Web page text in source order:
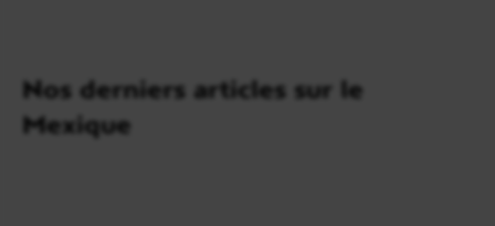
Nos derniers articles sur le
Mexique